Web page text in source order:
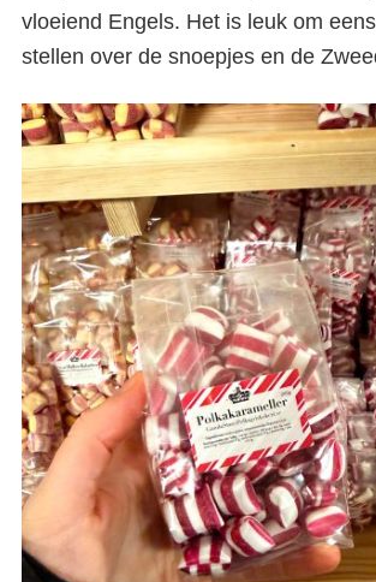
vloeiend Engels. Het is leuk om
stellen over de snoepjes en de